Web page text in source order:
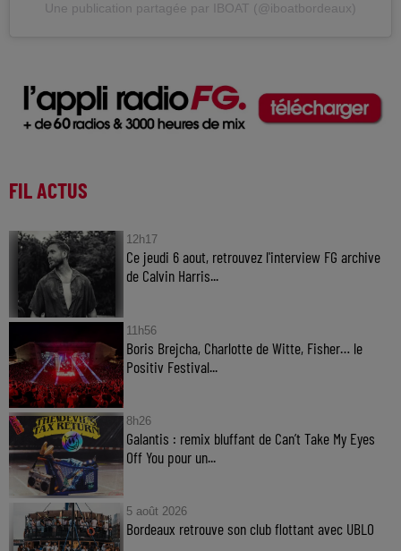
Une publication partagée par IBOAT (@iboatbordeaux)
FIL ACTUS
12h17
Ce jeudi 6 aout, retrouvez l'interview FG archive
de Calvin Harris...
11h56
Boris Brejcha, Charlotte de Witte, Fisher… le
Positiv Festival...
8h26
Galantis : remix bluffant de Can’t Take My Eyes
Off You pour un...
5 août 2026
Bordeaux retrouve son club flottant avec UBLO